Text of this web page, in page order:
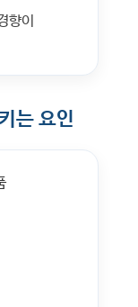
향이
는 요인